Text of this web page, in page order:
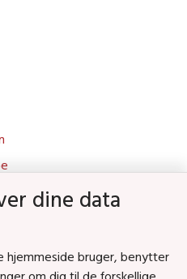
dine data
hjemmeside bruger, benytter
om dig til de forskellige